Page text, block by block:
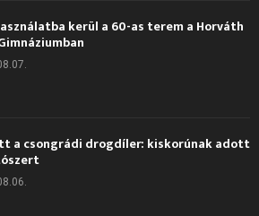
kerül a 60-as terem a Horváth
a csongrádi drogdíler: kiskorúnak adott